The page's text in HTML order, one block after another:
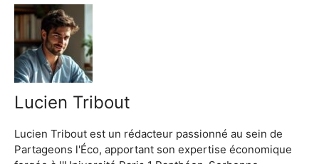
Lucien Tribout
Lucien Tribout est un rédacteur passionné au sein de
Partageons l'Éco, apportant son expertise économique